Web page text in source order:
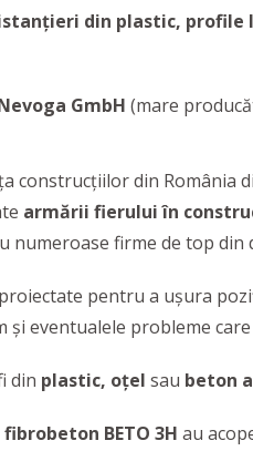
din plastic,
GmbH (mare
construcțiilor din România
armării fierului în
numeroase firme de top
pentru a ușura
și eventualele probleme
din plastic, oțel sau beton
BETO 3H au